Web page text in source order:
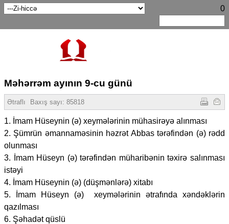
0
Məhərrəm ayının 9-cu günü
Ətraflı Baxış sayı: 85818
1. İmam Hüseynin (ə) xeymələrinin mühasirəyə alınması
2. Şümrün əmannaməsinin həzrət Abbas tərəfindən (ə) rədd
olunması
3. İmam Hüseyn (ə) tərəfindən müharibənin təxirə salınması
istəyi
4. İmam Hüseynin (ə) (düşmənlərə) xitabı
5. İmam Hüseyn (ə) xeymələrinin ətrafında xəndəklərin
qazılması
6. Şəhadət qüslü